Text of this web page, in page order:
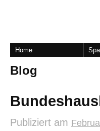
Home
Blog
Publiziert am